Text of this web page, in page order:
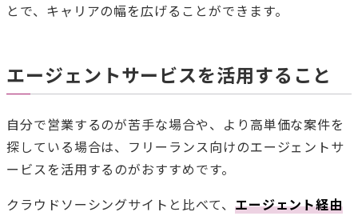
とで、キャリアの幅を広げることができます。
エージェントサービスを活用すること
自分で営業するのが苦手な場合や、より高単価な案件を
探している場合は、フリーランス向けのエージェントサ
ービスを活用するのがおすすめです。
クラウドソーシングサイトと比べて、 エージェント経由